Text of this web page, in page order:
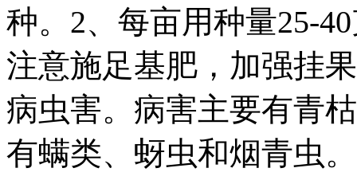
种。2、每亩用种量25-
注意施足基肥，加强挂
病虫害。病害主要有青
有螨类、蚜虫和烟青虫